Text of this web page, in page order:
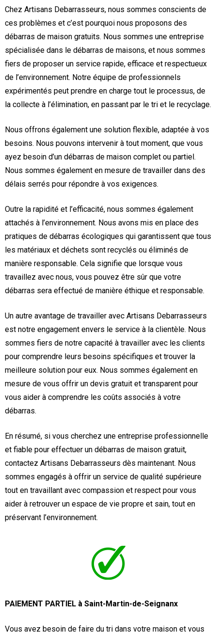
Chez Artisans Debarrasseurs, nous sommes conscients de
ces problèmes et c’est pourquoi nous proposons des
débarras de maison gratuits. Nous sommes une entreprise
spécialisée dans le débarras de maisons, et nous sommes
fiers de proposer un service rapide, efficace et respectueux
de l’environnement. Notre équipe de professionnels
expérimentés peut prendre en charge tout le processus, de
la collecte à l’élimination, en passant par le tri et le recyclage.
Nous offrons également une solution flexible, adaptée à vos
besoins. Nous pouvons intervenir à tout moment, que vous
ayez besoin d’un débarras de maison complet ou partiel.
Nous sommes également en mesure de travailler dans des
délais serrés pour répondre à vos exigences.
Outre la rapidité et l’efficacité, nous sommes également
attachés à l’environnement. Nous avons mis en place des
pratiques de débarras écologiques qui garantissent que tous
les matériaux et déchets sont recyclés ou éliminés de
manière responsable. Cela signifie que lorsque vous
travaillez avec nous, vous pouvez être sûr que votre
débarras sera effectué de manière éthique et responsable.
Un autre avantage de travailler avec Artisans Debarrasseurs
est notre engagement envers le service à la clientèle. Nous
sommes fiers de notre capacité à travailler avec les clients
pour comprendre leurs besoins spécifiques et trouver la
meilleure solution pour eux. Nous sommes également en
mesure de vous offrir un devis gratuit et transparent pour
vous aider à comprendre les coûts associés à votre
débarras.
En résumé, si vous cherchez une entreprise professionnelle
et fiable pour effectuer un débarras de maison gratuit,
contactez Artisans Debarrasseurs dès maintenant. Nous
sommes engagés à offrir un service de qualité supérieure
tout en travaillant avec compassion et respect pour vous
aider à retrouver un espace de vie propre et sain, tout en
préservant l’environnement.
PAIEMENT PARTIEL à Saint-Martin-de-Seignanx
Vous avez besoin de faire du tri dans votre maison et vous